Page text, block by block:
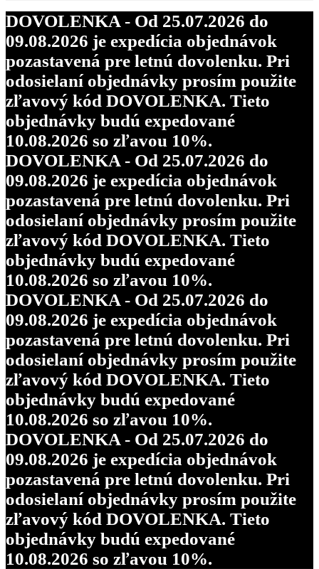
DOVOLENKA - Od 25.07.2026 do
09.08.2026 je expedícia objednávok
pozastavená pre letnú dovolenku. Pri
odosielaní objednávky prosím použite
zľavový kód DOVOLENKA. Tieto
objednávky budú expedované
10.08.2026 so zľavou 10%.
DOVOLENKA - Od 25.07.2026 do
09.08.2026 je expedícia objednávok
pozastavená pre letnú dovolenku. Pri
odosielaní objednávky prosím použite
zľavový kód DOVOLENKA. Tieto
objednávky budú expedované
10.08.2026 so zľavou 10%.
DOVOLENKA - Od 25.07.2026 do
09.08.2026 je expedícia objednávok
pozastavená pre letnú dovolenku. Pri
odosielaní objednávky prosím použite
zľavový kód DOVOLENKA. Tieto
objednávky budú expedované
10.08.2026 so zľavou 10%.
DOVOLENKA - Od 25.07.2026 do
09.08.2026 je expedícia objednávok
pozastavená pre letnú dovolenku. Pri
odosielaní objednávky prosím použite
zľavový kód DOVOLENKA. Tieto
objednávky budú expedované
10.08.2026 so zľavou 10%.